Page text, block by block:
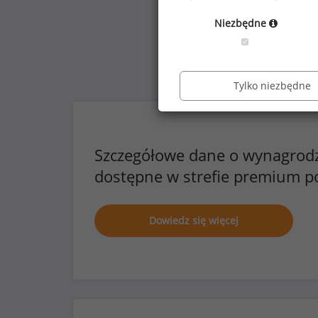
Szczegółowe dane o
dostępne w strefie premium
Dowiedz się więcej
Niezbędne
Tylko niezbędne